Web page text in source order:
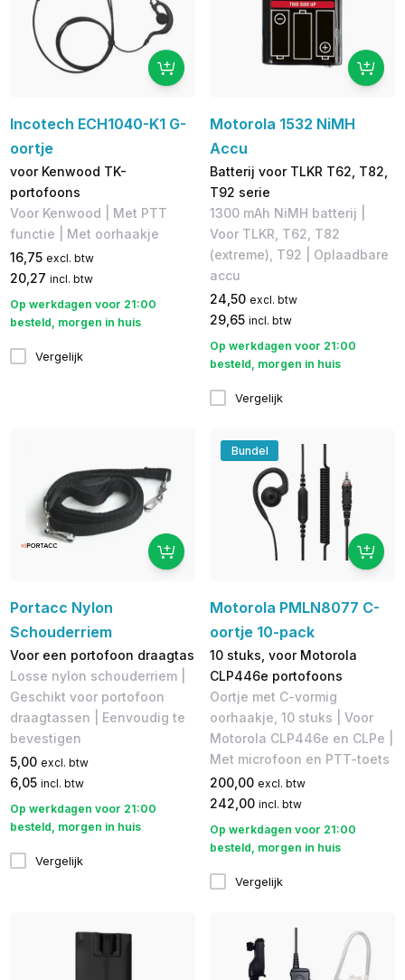
Incotech ECH1040-K1 G-
oortje
voor Kenwood TK-
portofoons
Voor Kenwood | Met PTT
functie | Met oorhaakje
16,75 excl. btw
20,27 incl. btw
Op werkdagen voor 21:00
besteld, morgen in huis
Vergelijk
Motorola 1532 NiMH
Accu
Batterij voor TLKR T62, T82,
T92 serie
1300 mAh NiMH batterij |
Voor TLKR, T62, T82
(extreme), T92 | Oplaadbare
accu
24,50 excl. btw
29,65 incl. btw
Op werkdagen voor 21:00
besteld, morgen in huis
Vergelijk
Portacc Nylon
Schouderriem
Voor een portofoon draagtas
Losse nylon schouderriem |
Geschikt voor portofoon
draagtassen | Eenvoudig te
bevestigen
5,00 excl. btw
6,05 incl. btw
Op werkdagen voor 21:00
besteld, morgen in huis
Vergelijk
Bundel
Motorola PMLN8077 C-
oortje 10-pack
10 stuks, voor Motorola
CLP446e portofoons
Oortje met C-vormig
oorhaakje, 10 stuks | Voor
Motorola CLP446e en CLPe |
Met microfoon en PTT-toets
200,00 excl. btw
242,00 incl. btw
Op werkdagen voor 21:00
besteld, morgen in huis
Vergelijk